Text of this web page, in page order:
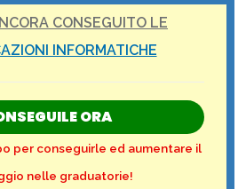
CONSEGUITO LE
INFORMATICHE
ORA
per conseguirle ed aumentare il
nelle graduatorie!